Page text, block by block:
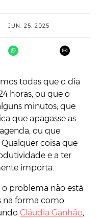
JUN. 25. 2025
todas que o dia
horas, ou que o
minutos; que
que apagasse as
ou que
coisa que
e a ter
importa.
o problema não está
na forma como
Cláudia Ganhão,